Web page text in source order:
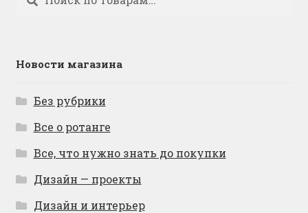
Новости магазина
Без рубрики
Все о ротанге
Все, что нужно знать до покупки
Дизайн — проекты
Дизайн и интерьер